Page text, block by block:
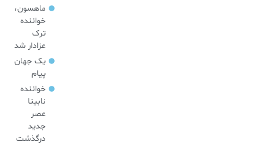
ماهسون،
خواننده
ترک
عزادار شد
یک جهان
پیام
خواننده
نابینا
عصر
جدید
درگذشت